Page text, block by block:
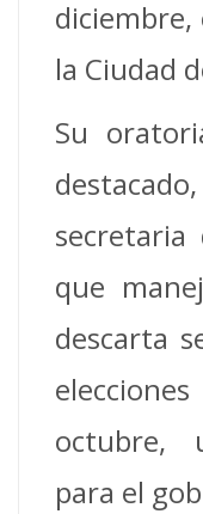
diciembre,
la Ciudad
Su
secretaria
que
descarta
octubre,
para el